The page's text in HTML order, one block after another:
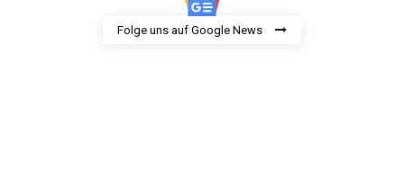
Folge uns auf Google News